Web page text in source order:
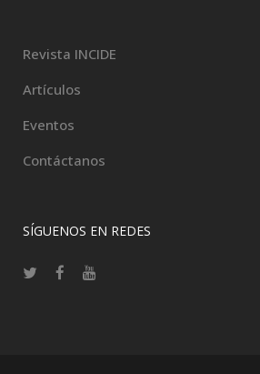
Revista INCIDE
Artículos
Eventos
Contáctanos
SÍGUENOS EN REDES